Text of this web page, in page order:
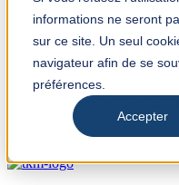
informations ne seront
sur ce site. Un seul
navigateur afin de se
préférences.
Accepter
TKM France
59910 Bondues
France
contact@tkmfrance.com